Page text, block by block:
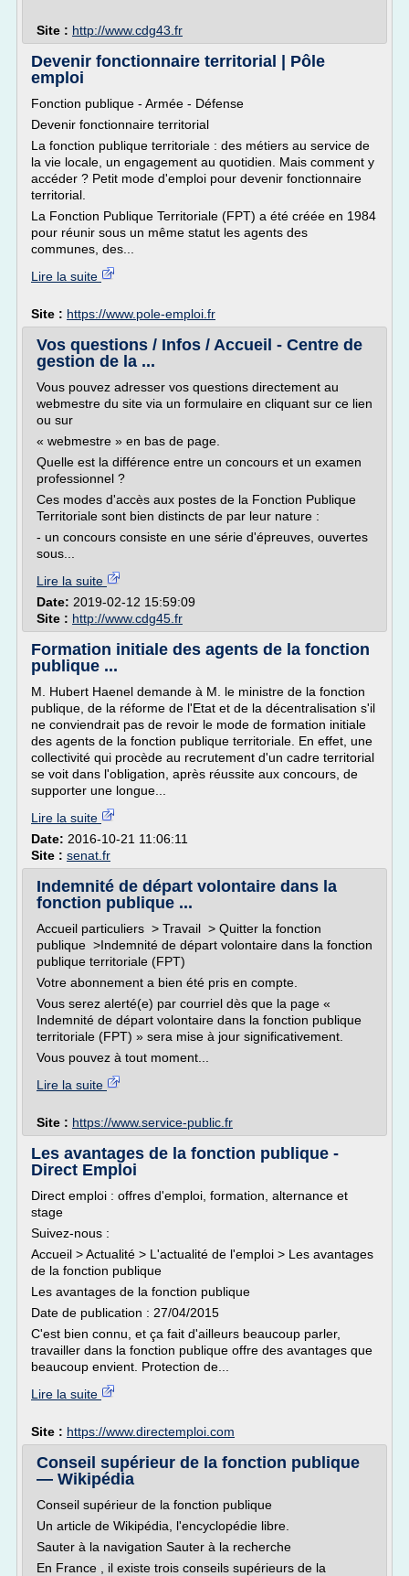
Site : http://www.cdg43.fr
Devenir fonctionnaire territorial | Pôle
emploi
Fonction publique - Armée - Défense
Devenir fonctionnaire territorial
La fonction publique territoriale : des métiers au service de
la vie locale, un engagement au quotidien. Mais comment y
accéder ? Petit mode d'emploi pour devenir fonctionnaire
territorial.
La Fonction Publique Territoriale (FPT) a été créée en 1984
pour réunir sous un même statut les agents des
communes, des...
Lire la suite
Site : https://www.pole-emploi.fr
Vos questions / Infos / Accueil - Centre de
gestion de la ...
Vous pouvez adresser vos questions directement au
webmestre du site via un formulaire en cliquant sur ce lien
ou sur
« webmestre » en bas de page.
Quelle est la différence entre un concours et un examen
professionnel ?
Ces modes d'accès aux postes de la Fonction Publique
Territoriale sont bien distincts de par leur nature :
- un concours consiste en une série d'épreuves, ouvertes
sous...
Lire la suite
Date: 2019-02-12 15:59:09
Site : http://www.cdg45.fr
Formation initiale des agents de la fonction
publique ...
M. Hubert Haenel demande à M. le ministre de la fonction
publique, de la réforme de l'Etat et de la décentralisation s'il
ne conviendrait pas de revoir le mode de formation initiale
des agents de la fonction publique territoriale. En effet, une
collectivité qui procède au recrutement d'un cadre territorial
se voit dans l'obligation, après réussite aux concours, de
supporter une longue...
Lire la suite
Date: 2016-10-21 11:06:11
Site : senat.fr
Indemnité de départ volontaire dans la
fonction publique ...
Accueil particuliers > Travail > Quitter la fonction
publique >Indemnité de départ volontaire dans la fonction
publique territoriale (FPT)
Votre abonnement a bien été pris en compte.
Vous serez alerté(e) par courriel dès que la page «
Indemnité de départ volontaire dans la fonction publique
territoriale (FPT) » sera mise à jour significativement.
Vous pouvez à tout moment...
Lire la suite
Site : https://www.service-public.fr
Les avantages de la fonction publique -
Direct Emploi
Direct emploi : offres d'emploi, formation, alternance et
stage
Suivez-nous :
Accueil > Actualité > L'actualité de l'emploi > Les avantages
de la fonction publique
Les avantages de la fonction publique
Date de publication : 27/04/2015
C'est bien connu, et ça fait d'ailleurs beaucoup parler,
travailler dans la fonction publique offre des avantages que
beaucoup envient. Protection de...
Lire la suite
Site : https://www.directemploi.com
Conseil supérieur de la fonction publique
— Wikipédia
Conseil supérieur de la fonction publique
Un article de Wikipédia, l'encyclopédie libre.
Sauter à la navigation Sauter à la recherche
En France , il existe trois conseils supérieurs de la